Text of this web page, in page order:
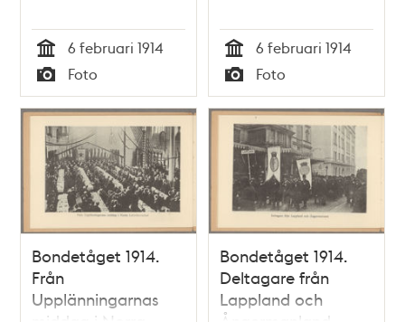
Tid
6 februari 1914
Typ
Foto Tid
6 februari 1914
Typ
Foto
Bondetåget 1914.
Från
Upplänningarnas
Bondetåget 1914.
Deltagare från
Lappland och